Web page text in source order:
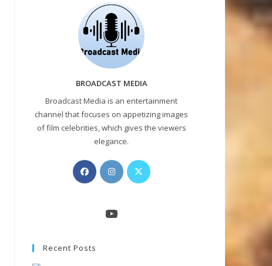
BROADCAST MEDIA
Broadcast Media is an entertainment
channel that focuses on appetizing images
of film celebrities, which gives the viewers
elegance.
Opens
in
new
Opens
in
Opens
YouTube
Recent Posts